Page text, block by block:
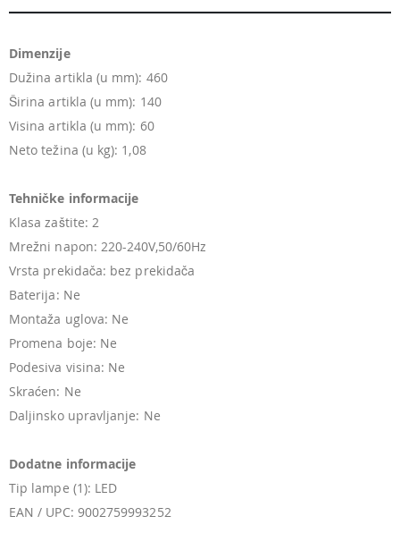
Dimenzije
Dužina artikla (u mm): 460
Širina artikla (u mm): 140
Visina artikla (u mm): 60
Neto težina (u kg): 1,08
Tehničke informacije
Klasa zaštite: 2
Mrežni napon: 220-240V,50/60Hz
Vrsta prekidača: bez prekidača
Baterija: Ne
Montaža uglova: Ne
Promena boje: Ne
Podesiva visina: Ne
Skraćen: Ne
Daljinsko upravljanje: Ne
Dodatne informacije
Tip lampe (1): LED
EAN / UPC: 9002759993252